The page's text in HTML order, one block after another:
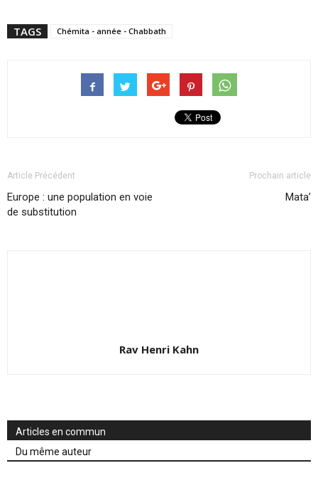
TAGS Chémita - année - Chabbath
Article Précédent
Europe : une population en voie
de substitution
Prochain article
Mata’
Rav Henri Kahn
Articles en commun
Du même auteur